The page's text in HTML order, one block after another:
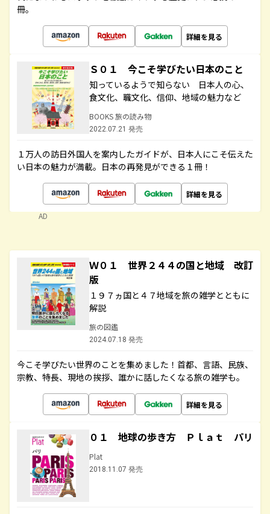
冊。
詳細を見る
Ｓ０１ 今こそ学びたい日本のこと
知っているようで知らない 日本人の心、
食文化、職文化、信仰、地域の魅力など
BOOKS 旅の読み物
2022.07.21 発売
１万人の訪日外国人を案内したガイドが、日本人にこそ伝えた
い日本の魅力が満載。日本の再発見ができる１冊！
詳細を見る
AD
Ｗ０１ 世界２４４の国と地域 改訂
版
１９７ヵ国と４７地域を旅の雑学とともに
解説
旅の図鑑
2024.07.18 発売
今こそ学びたい世界のことを集めました！首都、言語、民族、
宗教、特長、現地の挨拶、誰かに話したくなる旅の雑学も。
詳細を見る
０１ 地球の歩き方 Ｐｌａｔ パリ
Plat
2018.11.07 発売